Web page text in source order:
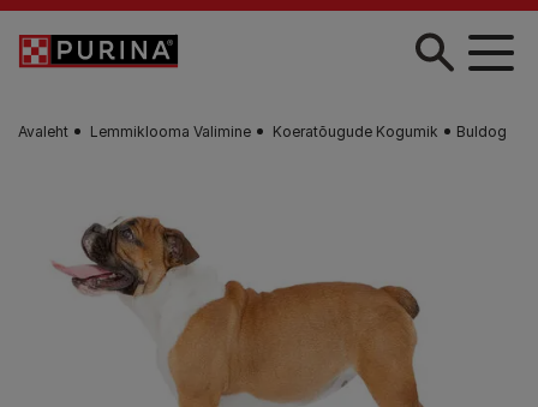
Liigu edasi põhisisu juurde
Avaleht Lemmiklooma Valimine Koeratõugude Kogumik Buldog